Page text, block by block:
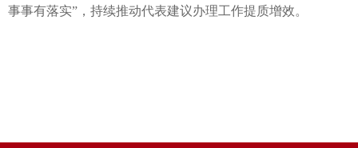
事事有落实”，持续推动代表建议办理工作提质增效。